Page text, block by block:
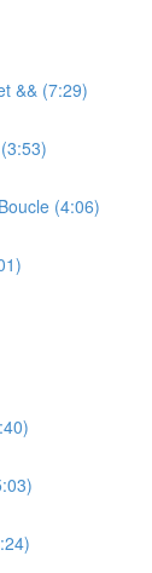
&& (7:29)
(4:06)